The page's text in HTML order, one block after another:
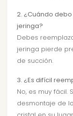
2. ¿Cuándo
jeringa?
Debes
jeringa pierde
de succión.
3. ¿Es difícil
No, es muy fácil.
desmontaje de